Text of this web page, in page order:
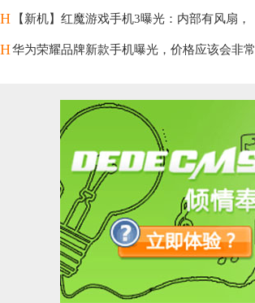
H 【新机】红魔游戏手机3曝光：内部有风扇，
H华为荣耀品牌新款手机曝光，价格应该会非常